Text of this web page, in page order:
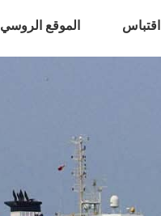
الموقع الروسي